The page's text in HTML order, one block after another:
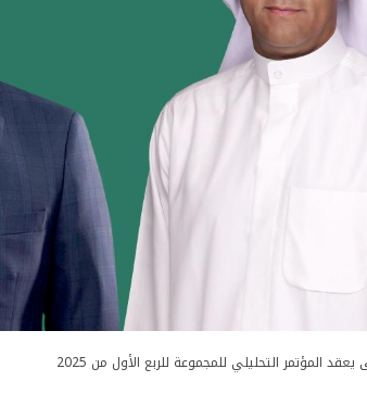
المؤتمر التحليلي للمجموعة للربع الأول من 2025